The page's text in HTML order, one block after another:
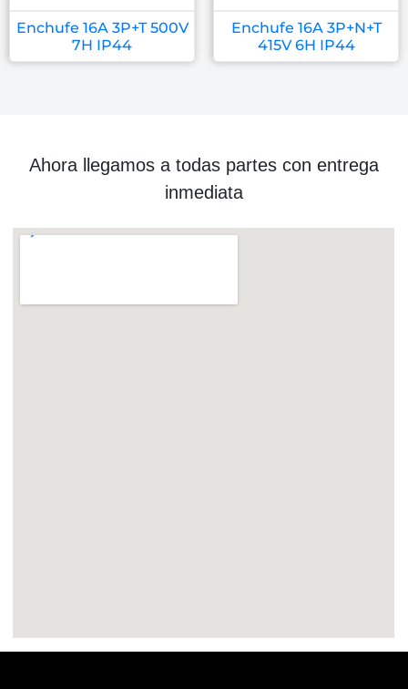
Enchufe 16A 3P+T 500V
7H IP44
Enchufe 16A 3P+N+T
415V 6H IP44
Ahora llegamos a todas partes con entrega
inmediata